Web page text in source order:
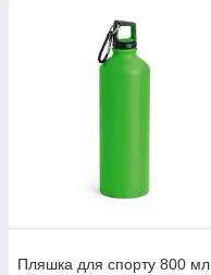
Пляшка для спорту 800 мл